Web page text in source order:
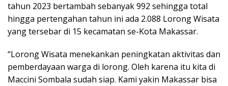
tahun 2023 bertambah sebanyak 992 sehingga total
hingga pertengahan tahun ini ada 2.088 Lorong Wisata
yang tersebar di 15 kecamatan se-Kota Makassar.
“Lorong Wisata menekankan peningkatan aktivitas dan
pemberdayaan warga di lorong. Oleh karena itu kita di
Maccini Sombala sudah siap. Kami yakin Makassar bisa